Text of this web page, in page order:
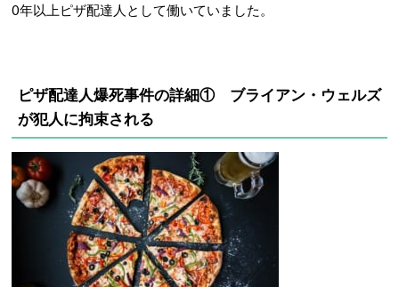
0年以上ピザ配達人として働いていました。
ピザ配達人爆死事件の詳細① ブライアン・ウェルズ
が犯人に拘束される